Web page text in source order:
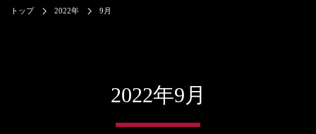
トップ 2022年 9月
2022年9月